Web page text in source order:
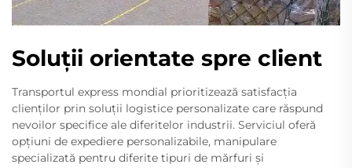
Soluții orientate spre client
Transportul express mondial prioritizează satisfacția
clienților prin soluții logistice personalizate care răspund
nevoilor specifice ale diferitelor industrii. Serviciul oferă
opțiuni de expediere personalizabile, manipulare
specializată pentru diferite tipuri de mărfuri și